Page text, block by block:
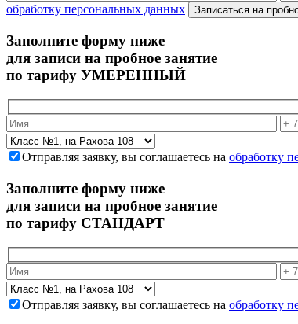
обработку персональных данных
Записаться на
Заполните форму ниже
для записи на пробное занятие
по тарифу УМЕРЕННЫЙ
Отправляя заявку, вы соглашаетесь на обработку
Заполните форму ниже
для записи на пробное занятие
по тарифу СТАНДАРТ
Отправляя заявку, вы соглашаетесь на обработку